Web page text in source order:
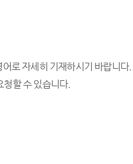
로 자세히 기재하시기 바랍니다
청할 수 있습니다.